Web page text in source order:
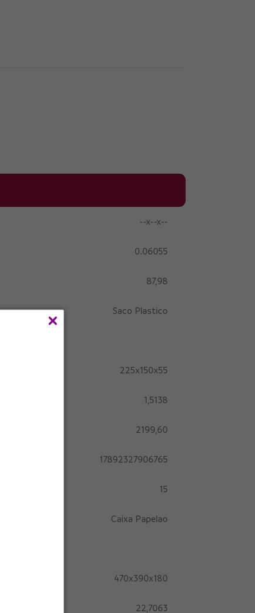
--x--x--
0.06055
87,98
Saco Plastico
225x150x55
1,5138
2199,60
17892327906765
15
Caixa Papelao
470x390x180
22,7063